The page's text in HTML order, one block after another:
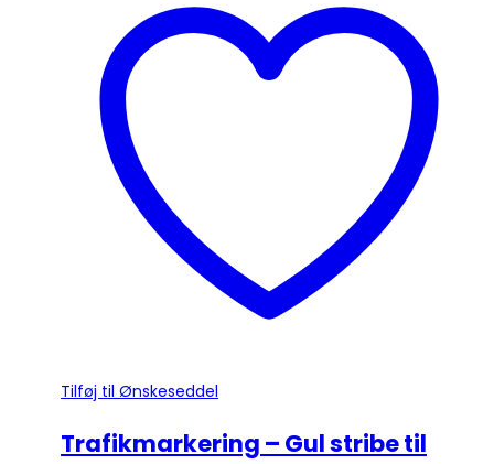
Tilføj til Ønskeseddel
Trafikmarkering – Gul stribe til